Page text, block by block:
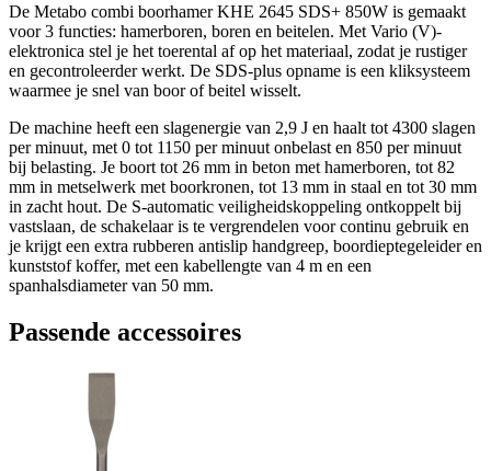
De Metabo combi boorhamer KHE 2645 SDS+ 850W is gemaakt
voor 3 functies: hamerboren, boren en beitelen. Met Vario (V)-
elektronica stel je het toerental af op het materiaal, zodat je rustiger
en gecontroleerder werkt. De SDS-plus opname is een kliksysteem
waarmee je snel van boor of beitel wisselt.
De machine heeft een slagenergie van 2,9 J en haalt tot 4300 slagen
per minuut, met 0 tot 1150 per minuut onbelast en 850 per minuut
bij belasting. Je boort tot 26 mm in beton met hamerboren, tot 82
mm in metselwerk met boorkronen, tot 13 mm in staal en tot 30 mm
in zacht hout. De S-automatic veiligheidskoppeling ontkoppelt bij
vastslaan, de schakelaar is te vergrendelen voor continu gebruik en
je krijgt een extra rubberen antislip handgreep, boordieptegeleider en
kunststof koffer, met een kabellengte van 4 m en een
spanhalsdiameter van 50 mm.
Passende accessoires